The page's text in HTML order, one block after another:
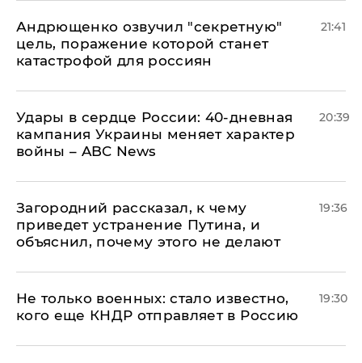
Андрющенко озвучил "секретную"
цель, поражение которой станет
катастрофой для россиян
21:41
Удары в сердце России: 40-дневная
кампания Украины меняет характер
войны – ABC News
20:39
Загородний рассказал, к чему
приведет устранение Путина, и
объяснил, почему этого не делают
19:36
Не только военных: стало известно,
кого еще КНДР отправляет в Россию
19:30